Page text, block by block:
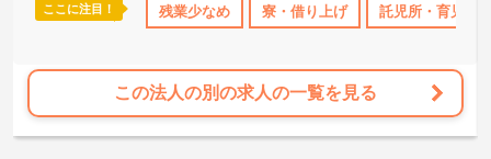
寮・借り上げ 託児所・育児補助 無資格OK 年間休日110
ここに注目！ 残業少なめ 寮・借り上げ 託児所・育児補
この法人の別の求人の一覧を見る